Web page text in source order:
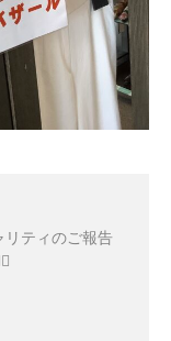
リティのご報告